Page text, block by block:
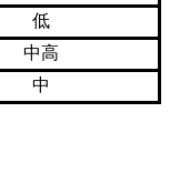
低
中高
中